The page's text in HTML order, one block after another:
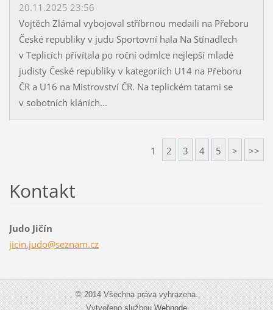
20.11.2025 23:56
Vojtěch Zlámal vybojoval stříbrnou medaili na Přeboru
České republiky v judu Sportovní hala Na Stínadlech
v Teplicích přivítala po roční odmlce nejlepší mladé
judisty České republiky v kategoriích U14 na Přeboru
ČR a U16 na Mistrovství ČR. Na teplickém tatami se
v sobotních kláních...
1 2 3 4 5 > >>
Kontakt
Judo Jičín
jicin.judo@seznam.cz
© 2014 Všechna práva vyhrazena.
Vytvořeno službouWebnode